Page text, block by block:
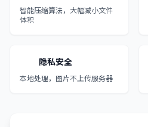
智能压缩算法，大幅减小文件
体积
隐私安全
本地处理，图片不上传服务器